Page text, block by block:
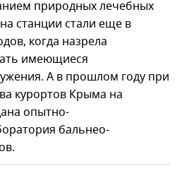
природных лечебных
станции стали еще в
когда назрела
имеющиеся
А в прошлом году при
курортов Крыма на
опытно-
бальнео-